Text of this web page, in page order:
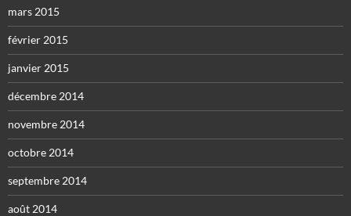
mars 2015
février 2015
janvier 2015
décembre 2014
novembre 2014
octobre 2014
septembre 2014
août 2014